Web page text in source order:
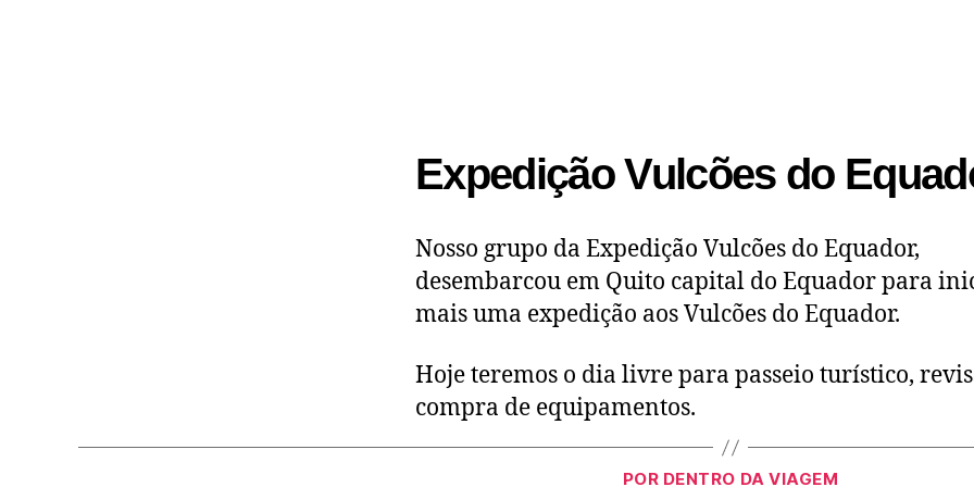
Expedição Vulcões do
Nosso grupo da Expedição Vulcões do Equador,
desembarcou em Quito capital do Equador para
mais uma expedição aos Vulcões do Equador.
Hoje teremos o dia livre para passeio turístico,
compra de equipamentos.
POR DENTRO DA VIAGEM